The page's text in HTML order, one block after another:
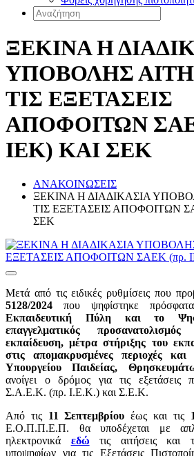
ΞΕΚΙΝΑ Η
ΥΠΟΒΟΛΗΣ
ΤΙΣ ΕΞΕΤΑΣΕΙΣ
ΑΠΟΦΟΙΤΩΝ
ΙΕΚ) ΚΑΙ ΣΕΚ
ΑΝΑΚΟΙΝΩΣΕΙΣ
ΞΕΚΙΝΑ Η ΔΙΑΔΙΚΑΣΙΑ
ΤΙΣ ΕΞΕΤΑΣΕΙΣ ΑΠΟΦΟΙΤΩΝ
ΣΕΚ
Μετά από τις ειδικές ρυθμίσεις που
5128/2024 που ψηφίστηκε
Εκπαιδευτική Πύλη και το
επαγγελματικός
εκπαίδευση, μέτρα στήριξης του
στις απομακρυσμένες περιοχές και
Υπουργείου Παιδείας,
ανοίγει ο δρόμος για τις εξετάσεις
Σ.Α.Ε.Κ. (πρ. Ι.Ε.Κ.) και Σ.Ε.Κ.
Από τις 11 Σεπτεμβρίου έως και τις
Ε.Ο.Π.Π.Ε.Π. θα υποδέχεται με
ηλεκτρονικά εδώ τις αιτήσεις και
υποψηφίων για τις Εξετάσεις